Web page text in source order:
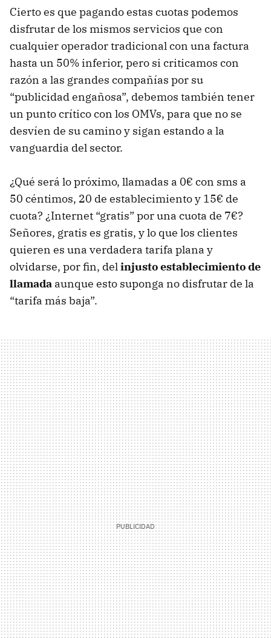
Cierto es que pagando estas cuotas podemos
disfrutar de los mismos servicios que con
cualquier operador tradicional con una factura
hasta un 50% inferior, pero si criticamos con
razón a las grandes compañías por su
“publicidad engañosa”, debemos también tener
un punto crítico con los OMVs, para que no se
desvíen de su camino y sigan estando a la
vanguardia del sector.
¿Qué será lo próximo, llamadas a 0€ con sms a
50 céntimos, 20 de establecimiento y 15€ de
cuota? ¿Internet “gratis” por una cuota de 7€?
Señores, gratis es gratis, y lo que los clientes
quieren es una verdadera tarifa plana y
olvidarse, por fin, delinjusto establecimiento de
llamada aunque esto suponga no disfrutar de la
“tarifa más baja”.